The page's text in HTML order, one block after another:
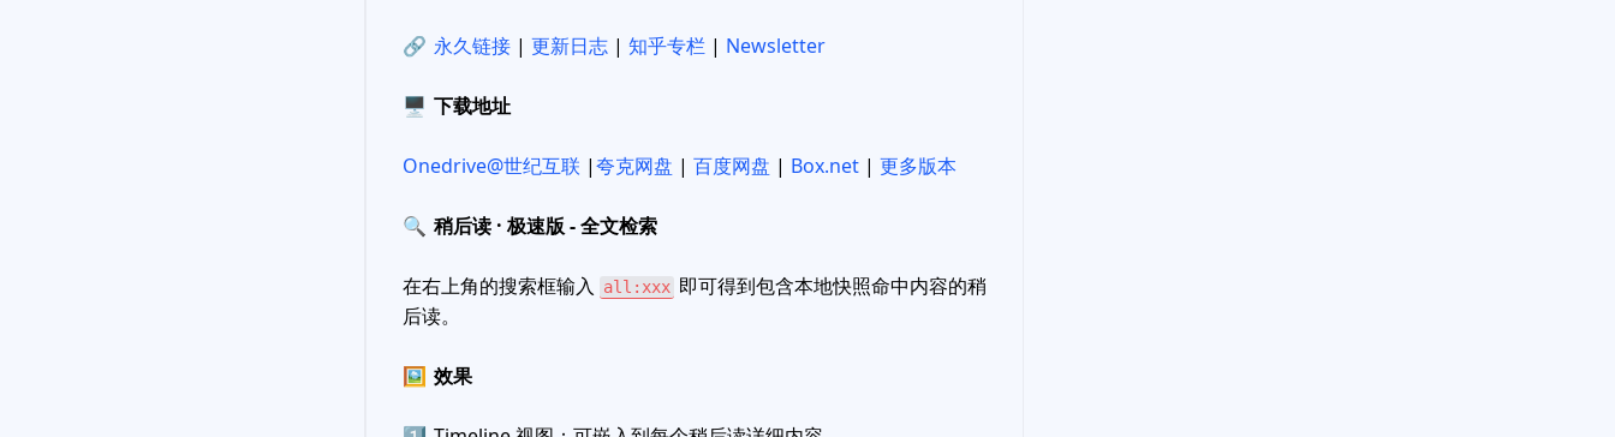
🔗 永久链接 | 更新日志 | 知乎专栏 | Newsletter
🖥 下载地址
Onedrive@世纪互联 |夸克网盘 | 百度网盘 | Box.net | 更多版本
🔍 稍后读 · 极速版 - 全文检索
在右上角的搜索框输入 all:xxx 即可得到包含本地快照命中内容的稍
后读。
🖼 效果